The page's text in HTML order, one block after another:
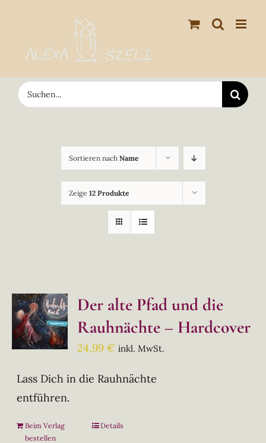
springen
Suche
nach:
Sortieren nach Name
Zeige 12 Produkte
Der alte Pfad und die
Rauhnächte – Hardcover
24,99€ inkl. MwSt.
Lass Dich in die Rauhnächte
entführen.
Beim Verlag
bestellen
Details